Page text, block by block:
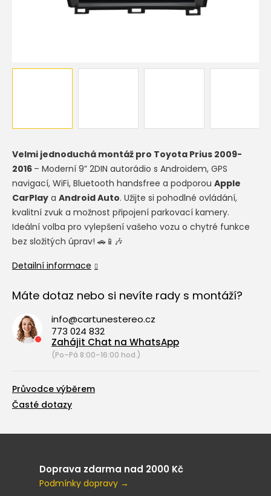
Velmi jednoduchá montáž pro Toyota Prius 2009-
2016 – Moderní 9” 2DIN autorádio s Androidem, GPS
navigací, WiFi, Bluetooth handsfree a podporou Apple
CarPlay a Android Auto. Užijte si pohodlné ovládání,
kvalitní zvuk a možnost připojení parkovací kamery.
Ideální volba pro vylepšení vašeho vozu o chytré funkce
bez složitých úprav! 🚗📱🎶
Detailní informace
Máte dotaz nebo si nevíte rady s montáží?
info@cartunestereo.cz
773 024 832
Zahájit Chat na WhatsApp
(Po–Pá 8:00–16:00 hod.)
Průvodce výběrem
Časté dotazy
Doprava zdarma nad 2000 Kč
Podmínky dopravy →